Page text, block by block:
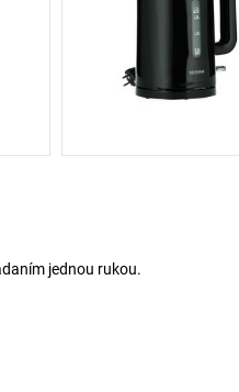
jednou rukou.